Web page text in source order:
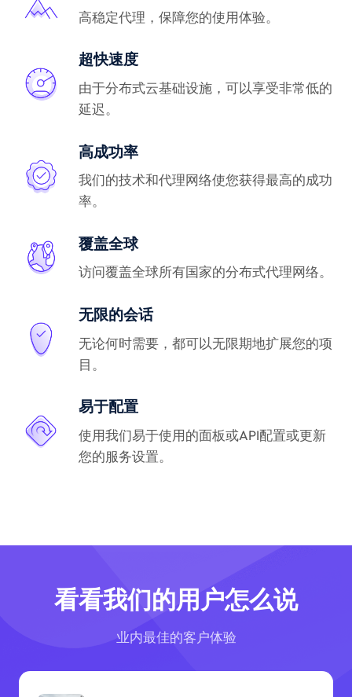
高稳定代理，保障您的使用体验。
超快速度
由于分布式云基础设施，可以享受非常低的
延迟。
高成功率
我们的技术和代理网络使您获得最高的成功
率。
覆盖全球
访问覆盖全球所有国家的分布式代理网络。
无限的会话
无论何时需要，都可以无限期地扩展您的项
目。
易于配置
使用我们易于使用的面板或API配置或更新
您的服务设置。
看看我们的用户怎么说
业内最佳的客户体验